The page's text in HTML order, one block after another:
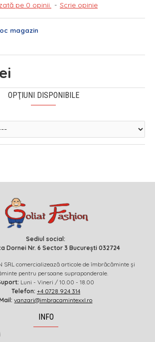
pe 0 opinii. - Scrie opinie
magazin
OPŢIUNI DISPONIBILE
Sediul social:
Dornei Nr. 6 Sector 3 București 032724
SRL comercializează articole de îmbrăcăminte și
pentru persoane supraponderale.
Luni - Vineri / 10.00 - 18.00
Telefon: +4 0728 924 314
vanzari@imbracamintexxl.ro
INFO